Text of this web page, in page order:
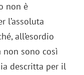
non è
l’assoluta
all’esordio
sono così
descritta per il